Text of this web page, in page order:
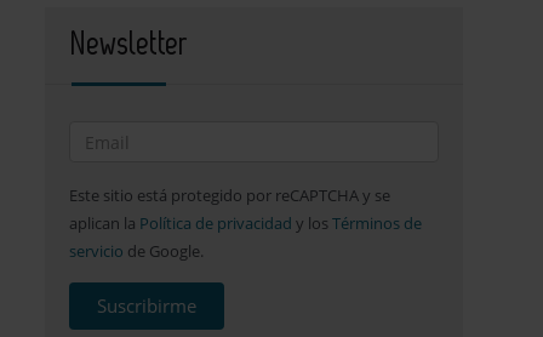
Newsletter
Este sitio está protegido por reCAPTCHA y se
aplican la Política de privacidad y losTérminos de
servicio de Google.
Suscribirme